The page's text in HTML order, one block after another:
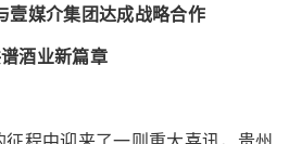
壹媒介集团达成战略合作
酒业新篇章